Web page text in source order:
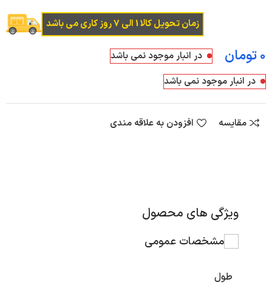
زمان تحویل کالا 1 الی 7 روز کاری می باشد
تومان
در انبار موجود نمی باشد
در انبار موجود نمی باشد
مقایسه افزودن به علاقه مندی
ویژگی های محصول
مشخصات عمومی
طول